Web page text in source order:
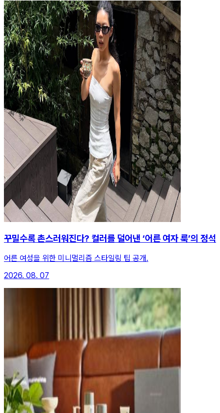
꾸밀수록 촌스러워진다? 컬러를 덜어낸 ‘어른 여자 룩’의 정석
어른 여성을 위한 미니멀리즘 스타일링 팁 공개.
2026. 08. 07